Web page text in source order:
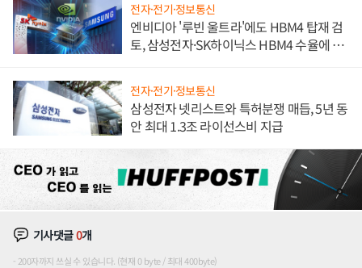
전자·전기·정보통신
엔비디아 '루빈 울트라'에도 HBM4 탑재 검
토, 삼성전자·SK하이닉스 HBM4 수율에 주
전자·전기·정보통신
삼성전자 넷리스트와 특허분쟁 매듭, 5년 동
안 최대 1.3조 라이선스비 지급
기사댓글0개
200자까지 쓰실 수 있습니다. (현재 0 byte / 최대 400byte)